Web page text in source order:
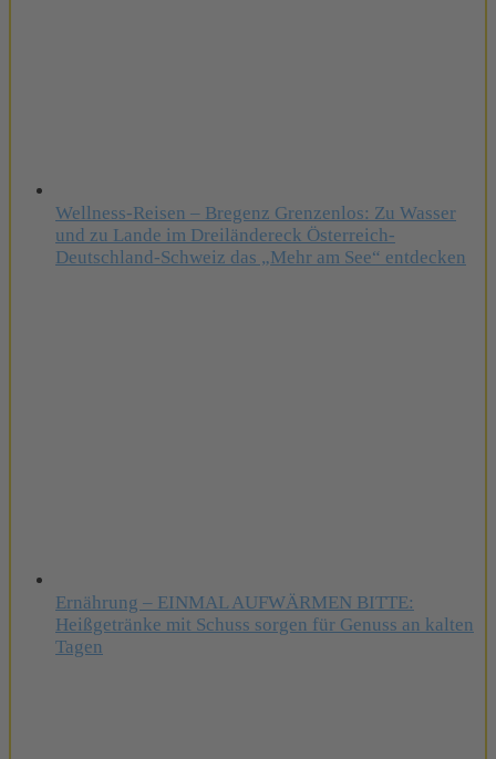
Wellness-Reisen – Bregenz Grenzenlos: Zu Wasser
und zu Lande im Dreiländereck Österreich-
Deutschland-Schweiz das „Mehr am See“ entdecken
Ernährung – EINMAL AUFWÄRMEN BITTE:
Heißgetränke mit Schuss sorgen für Genuss an kalten
Tagen